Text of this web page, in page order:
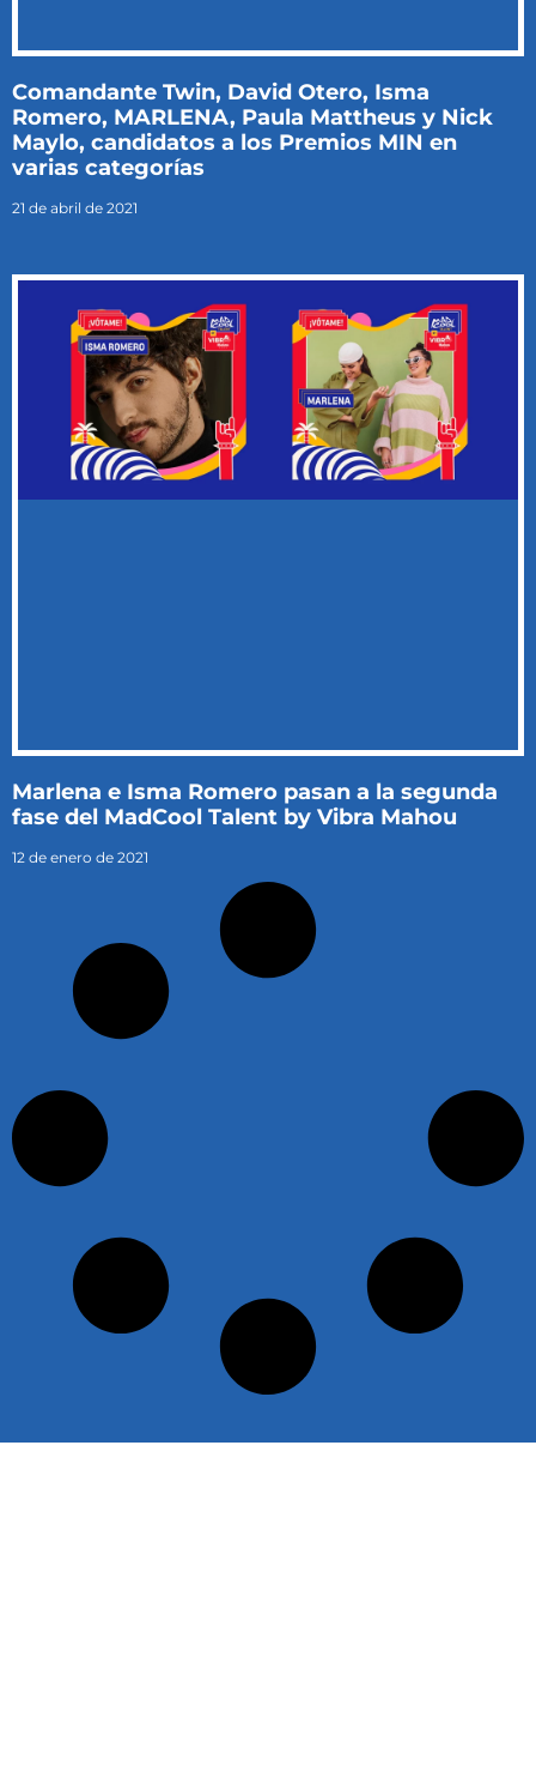
Comandante Twin, David Otero, Isma
Romero, MARLENA, Paula Mattheus y Nick
Maylo, candidatos a los Premios MIN en
varias categorías
21 de abril de 2021
Marlena e Isma Romero pasan a la segunda
fase del MadCool Talent by Vibra Mahou
12 de enero de 2021